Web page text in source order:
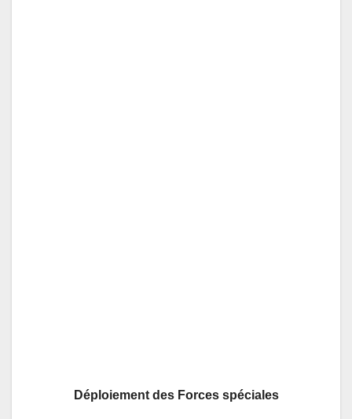
Déploiement des Forces spéciales